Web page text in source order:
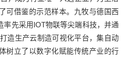
可借鉴的示范样本。九牧与德国西
率先采用IOT物联等尖端科技，并通
造生产云制造可视化平台，集自动
树立了以数字化赋能传统产业的行